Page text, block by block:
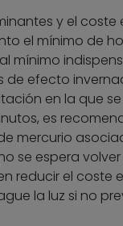
y el
el mínimo de
mínimo
de efecto
en la que
es
mercurio
se espera
reducir el coste
la luz si no